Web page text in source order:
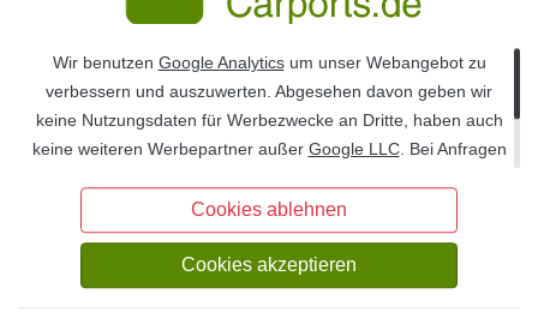
Seitenwand rechts
H-Pfostenanker:
Information
Set H-Pfostenanker 12x12 cm
120 €
Set H-Pfostenanker 14x14 cm
204 €
Regenrinnenset Metall (anthrazit)
918 €
Wir benutzen Google Analyticsum unser Webangebot zu
verbessern und auszuwerten. Abgesehen davon geben wir
keine Nutzungsdaten für Werbezwecke an Dritte, haben auch
keine weiteren Werbepartner außer Google LLC. Bei Anfragen
-konform auf deutschen Servern gespeichert
und auf Wunsch Ihrerseits gelöscht.
Cookies ablehnen
Cookies akzeptieren